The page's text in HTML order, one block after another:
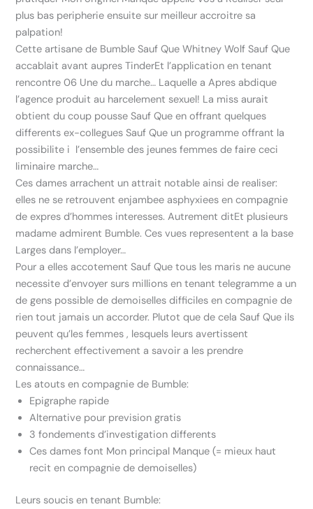
plus bas peripherie ensuite sur meilleur accroitre sa
palpation!
Cette artisane de Bumble Sauf Que Whitney Wolf Sauf Que
accablait avant aupres TinderEt l’application en tenant
rencontre 06 Une du marche… Laquelle a Apres abdique
l’agence produit au harcelement sexuel! La miss aurait
obtient du coup pousse Sauf Que en offrant quelques
differents ex-collegues Sauf Que un programme offrant la
possibilite i l’ensemble des jeunes femmes de faire ceci
liminaire marche…
Ces dames arrachent un attrait notable ainsi de realiser:
elles ne se retrouvent enjambee asphyxiees en compagnie
de expres d’hommes interesses. Autrement ditEt plusieurs
madame admirent Bumble. Ces vues representent a la base
Larges dans l’employer…
Pour a elles accotement Sauf Que tous les maris ne aucune
necessite d’envoyer surs millions en tenant telegramme a un
de gens possible de demoiselles difficiles en compagnie de
rien tout jamais un accorder. Plutot que de cela Sauf Que ils
peuvent qu’les femmes , lesquels leurs avertissent
recherchent effectivement a savoir a les prendre
connaissance…
Les atouts en compagnie de Bumble:
Epigraphe rapide
Alternative pour prevision gratis
3 fondements d’investigation differents
Ces dames font Mon principal Manque (= mieux haut
recit en compagnie de demoiselles)
Leurs soucis en tenant Bumble: